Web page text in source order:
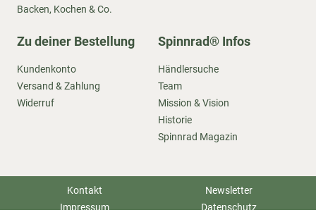
Backen, Kochen & Co.
Zu deiner Bestellung
Kundenkonto
Versand & Zahlung
Widerruf
Spinnrad® Infos
Händlersuche
Team
Mission & Vision
Historie
Spinnrad Magazin
Kontakt
Newsletter
Impressum
Datenschutz